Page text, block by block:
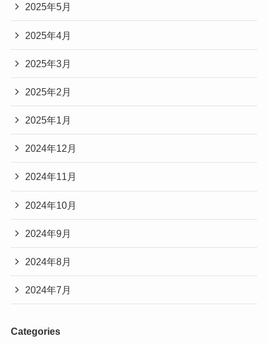
2025年5月
2025年4月
2025年3月
2025年2月
2025年1月
2024年12月
2024年11月
2024年10月
2024年9月
2024年8月
2024年7月
Categories